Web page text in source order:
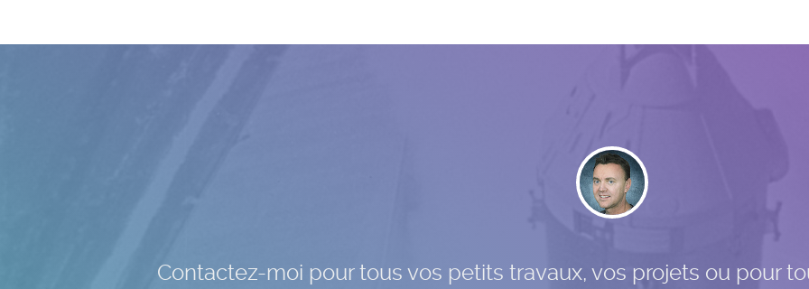
Contactez-moi pour tous vos petits travaux, vos projets ou pour